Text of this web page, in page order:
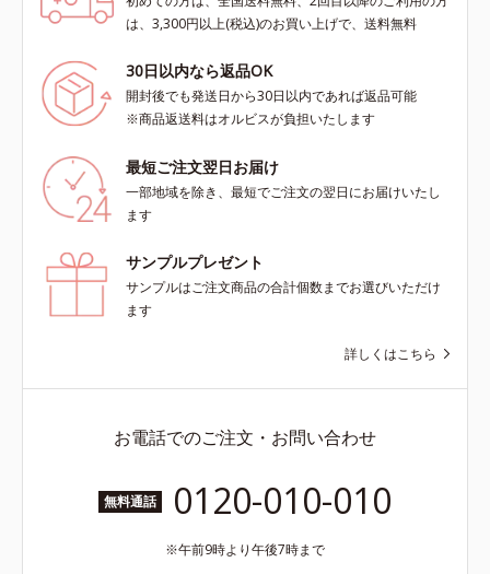
は、3,300円以上(税込)のお買い上げで、送料無料
30日以内なら返品OK
開封後でも発送日から30日以内であれば返品可能
※商品返送料はオルビスが負担いたします
最短ご注文翌日お届け
一部地域を除き、最短でご注文の翌日にお届けいたし
ます
サンプルプレゼント
サンプルはご注文商品の合計個数までお選びいただけ
ます
詳しくはこちら
お電話でのご注文・お問い合わせ
無料通話 0120-010-010
午前9時より午後7時まで